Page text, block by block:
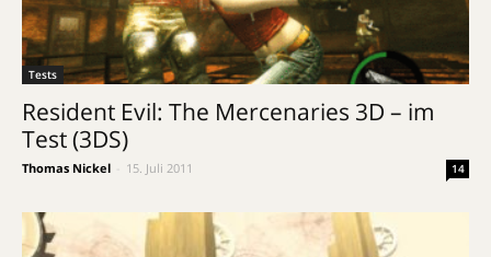
Tests
Resident Evil: The Mercenaries 3D – im
Test (3DS)
Thomas Nickel 15. Juli 2011 14